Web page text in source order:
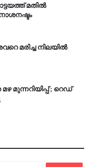
മതിൽ
മരിച്ച നിലയിൽ
മുന്നറിയിപ്പ് ; റെഡ്